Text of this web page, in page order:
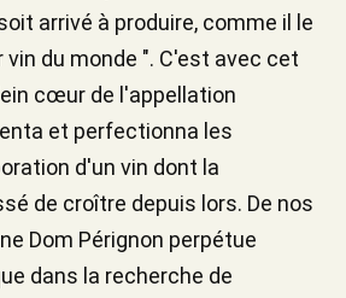
arrivé à produire, comme il le
vin du monde ". C'est avec cet
cœur de l'appellation
et perfectionna les
d'un vin dont la
de croître depuis lors. De nos
Dom Pérignon perpétue
dans la recherche de